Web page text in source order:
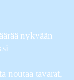
nykyään
noutaa tavarat,